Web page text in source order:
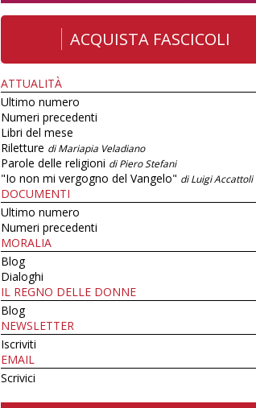
ACQUISTA FASCICOLI
ATTUALITÀ
Ultimo numero
Numeri precedenti
Libri del mese
Riletture di Mariapia Veladiano
Parole delle religioni di Piero Stefani
"Io non mi vergogno del Vangelo" di Luigi Accattoli
DOCUMENTI
Ultimo numero
Numeri precedenti
MORALIA
Blog
Dialoghi
IL REGNO DELLE DONNE
Blog
NEWSLETTER
Iscriviti
EMAIL
Scrivici